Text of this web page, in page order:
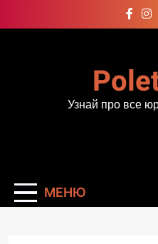
к
Узнай про все
МЕНЮ